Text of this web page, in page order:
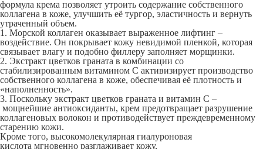
формула крема позволяет утроить содержание собственного
коллагена в коже, улучшить её тургор, эластичность и вернуть
утраченный объем.
1. Морской коллаген оказывает выраженное лифтинг –
воздействие. Он покрывает кожу невидимой пленкой, которая
связывает влагу и подобно филлеру заполняет морщинки.
2. Экстракт цветков граната в комбинации со
стабилизированным витамином С активизирует производство
собственного коллагена в коже, обеспечивая её плотность и
«наполненность».
3. Поскольку экстракт цветков граната и витамин С –
мощнейшие антиоксиданты, крем предотвращает разрушение
коллагеновых волокон и противодействует преждевременному
старению кожи.
Кроме того, высокомолекулярная гиалуроновая
кислота мгновенно разглаживает кожу,